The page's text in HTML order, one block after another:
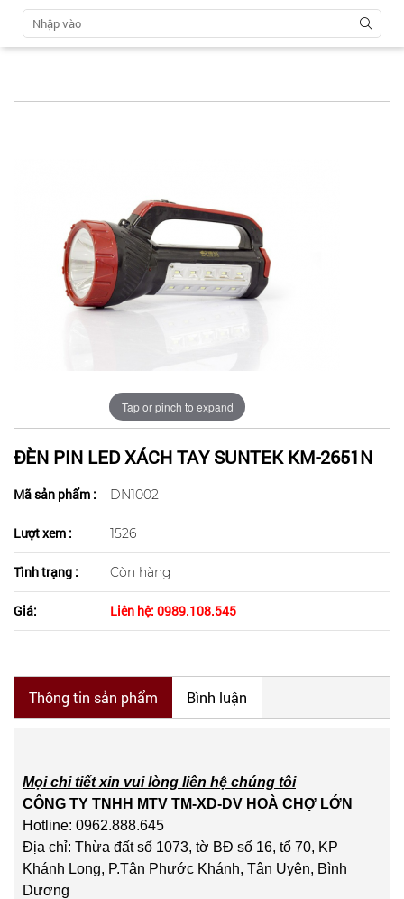
Tap or pinch to expand
ĐÈN PIN LED XÁCH TAY SUNTEK KM-2651N
Mã sản phẩm : DN1002
Lượt xem : 1526
Tình trạng : Còn hàng
Giá: Liên hệ: 0989.108.545
Thông tin sản phẩm Bình luận
Mọi chi tiết xin vui lòng liên hệ chúng tôi
CÔNG TY TNHH MTV TM-XD-DV HOÀ CHỢ LỚN
Hotline: 0962.888.645
Địa chỉ: Thừa đất số 1073, tờ BĐ số 16, tổ 70, KP
Khánh Long, P.Tân Phước Khánh, Tân Uyên, Bình
Dương